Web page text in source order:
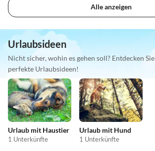
Alle anzeigen
Urlaubsideen
Nicht sicher, wohin es gehen soll? Entdecken Sie
perfekte Urlaubsideen!
Urlaub mit Haustier
1 Unterkünfte
Urlaub mit Hund
1 Unterkünfte